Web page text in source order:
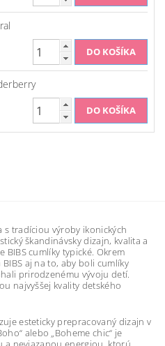
s tradíciou výroby ikonických
škandinávsky dizajn, kvalita a
cumlíky typické. Okrem
aj na to, aby boli cumlíky
prirodzenému vývoju detí.
najvyššej kvality detského
esteticky prepracovaný dizajn v
alebo „Boheme chic“ je